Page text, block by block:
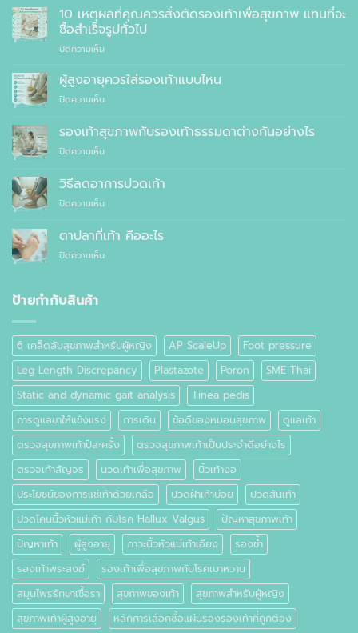
เพื่อ
สุขภาพ
ที่
แพทย์
10 เหตุผลที่คุณควรสั่งตัดรองเท้าเพื่อสุขภาพ แทนที่จะ
ซื้อสำเร็จรูปทั่วไป
ปิดความเห็นบน
เหตุผล
คุณ
สั่ง
ตัด
รองเท้า
สุขภาพ
สำเร็จรูป
ทั่วไป
ผู้สูงอายุควรใส่รองเท้าแบบไหน
ปิดความเห็นบน
สูง
อายุ
ควร
รองเท้า
ไหน
รองเท้าสุขภาพกับรองเท้าธรรมดาต่างกันอย่างไร
ปิดความเห็นบน
สุขภาพ
กับ
รองเท้า
ต่าง
อย่างไร
วิธีลดอาการปวดเท้า
ปิดความเห็นบน
ลด
อาการ
ปวด
ตาปลาที่เท้า คืออะไร
ปิดความเห็นบน
ป้ายกำกับสินค้า
6 เคล็ดลับสุขภาพสำหรับผู้หญิง AP ScaleUp
Foot pressure
Leg Length Discrepancy
Plastazote Poron
SME Thai
Static and dynamic gait analysis
Tinea pedis
การดูแลขาให้แข็งแรง
การเดิน ข้อดีของหมอนสุขภาพ
ดูแลเท้า
ตรวจสุขภาพเท้าปีละครั้ง
ตรวจสุขภาพเท้าเป็นประจำดีอย่างไร
ตรวจเท้าสัญจร
นวดเท้าเพื่อสุขภาพ
นิ้วเท้างอ
ประโยชน์ของการแช่เท้าด้วยเกลือ
ปวดฝ่าเท้าบ่อย
ปวดส้นเท้า
ปวดโคนนิ้วหัวแม่เท้า กับโรค Hallux Valgus
ปัญหาสุขภาพเท้า
ปัญหาเท้า
ผู้สูงอายุ ภาวะนิ้วหัวแม่เท้าเอียง
รองช้ำ
รองเท้าพระสงฆ์
รองเท้าเพื่อสุขภาพกับโรคเบาหวาน
สมุนไพรรักษาเชื้อรา
สุขภาพของเท้า
สุขภาพสำหรับผู้หญิง
สุขภาพเท้าผู้สูงอายุ
หลักการเลือกซื้อแผ่นรองรองเท้าที่ถูกต้อง